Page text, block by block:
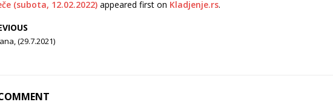
(subota, 12.02.2022) appeared first on Kladjenje.rs.
(29.7.2021)